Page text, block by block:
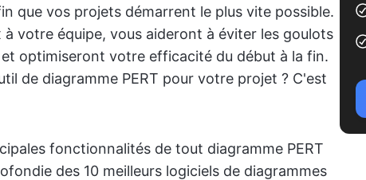
que vos projets démarrent le plus vite possible.
votre équipe, vous aideront à éviter les goulots
optimiseront votre efficacité du début à la fin.
de diagramme PERT pour votre projet ? C'est
fonctionnalités de tout diagramme PERT
des 10 meilleurs logiciels de diagrammes